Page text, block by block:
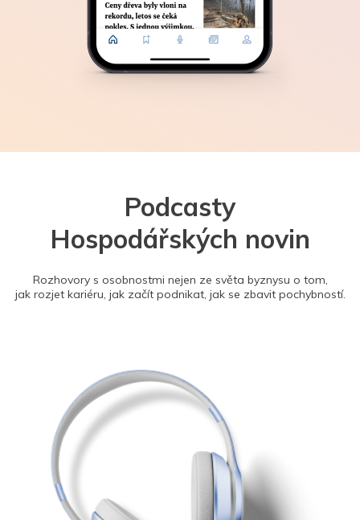
Podcasty
Hospodářských novin
Rozhovory s osobnostmi nejen ze světa byznysu o tom,
jak rozjet kariéru, jak začít podnikat, jak se zbavit pochybností.